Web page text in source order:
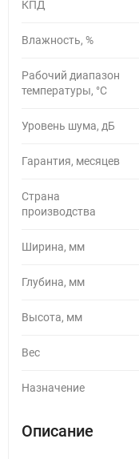
КПД
Влажность, %
Рабочий диапазон
температуры, °С
Уровень шума, дБ
Гарантия, месяцев
Страна
производства
Ширина, мм
Глубина, мм
Высота, мм
Вес
Назначение
Описание